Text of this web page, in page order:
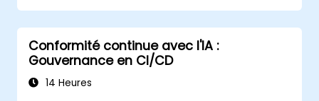
Conformité continue avec l'IA :
Gouvernance en CI/CD
14 Heures